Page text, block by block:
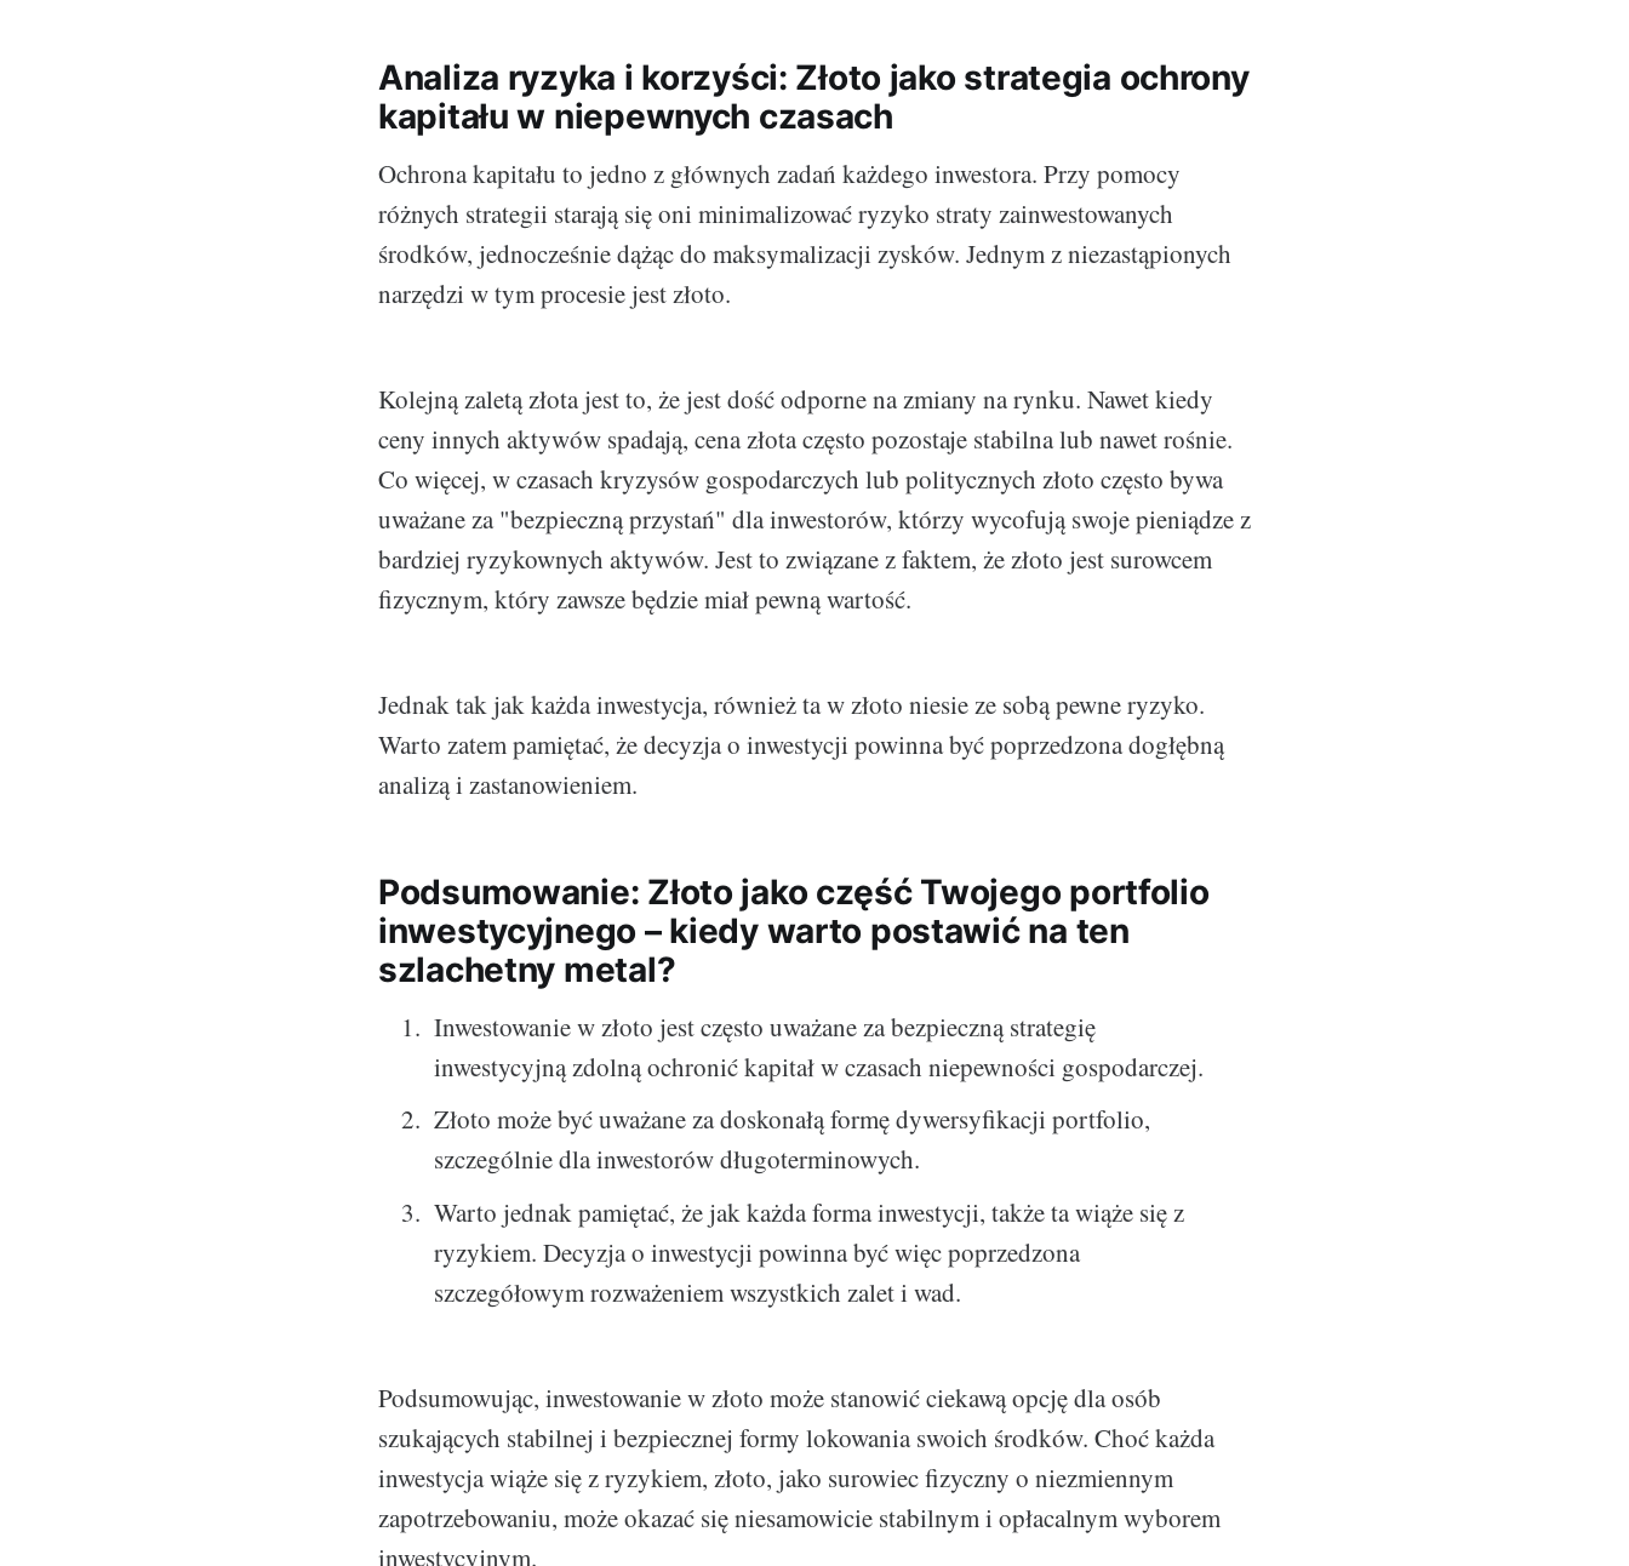
Analiza ryzyka i korzyści: Złoto jako strategia ochrony
kapitału w niepewnych czasach
Ochrona kapitału to jedno z głównych zadań każdego inwestora. Przy pomocy
różnych strategii starają się oni minimalizować ryzyko straty zainwestowanych
środków, jednocześnie dążąc do maksymalizacji zysków. Jednym z niezastąpionych
narzędzi w tym procesie jest złoto.
Kolejną zaletą złota jest to, że jest dość odporne na zmiany na rynku. Nawet kiedy
ceny innych aktywów spadają, cena złota często pozostaje stabilna lub nawet rośnie.
Co więcej, w czasach kryzysów gospodarczych lub politycznych złoto często bywa
uważane za "bezpieczną przystań" dla inwestorów, którzy wycofują swoje pieniądze z
bardziej ryzykownych aktywów. Jest to związane z faktem, że złoto jest surowcem
fizycznym, który zawsze będzie miał pewną wartość.
Jednak tak jak każda inwestycja, również ta w złoto niesie ze sobą pewne ryzyko.
Warto zatem pamiętać, że decyzja o inwestycji powinna być poprzedzona dogłębną
analizą i zastanowieniem.
Podsumowanie: Złoto jako część Twojego portfolio
inwestycyjnego – kiedy warto postawić na ten
szlachetny metal?
Inwestowanie w złoto jest często uważane za bezpieczną strategię
inwestycyjną zdolną ochronić kapitał w czasach niepewności gospodarczej.
Złoto może być uważane za doskonałą formę dywersyfikacji portfolio,
szczególnie dla inwestorów długoterminowych.
Warto jednak pamiętać, że jak każda forma inwestycji, także ta wiąże się z
ryzykiem. Decyzja o inwestycji powinna być więc poprzedzona
szczegółowym rozważeniem wszystkich zalet i wad.
Podsumowując, inwestowanie w złoto może stanowić ciekawą opcję dla osób
szukających stabilnej i bezpiecznej formy lokowania swoich środków. Choć każda
inwestycja wiąże się z ryzykiem, złoto, jako surowiec fizyczny o niezmiennym
zapotrzebowaniu, może okazać się niesamowicie stabilnym i opłacalnym wyborem
inwestycyjnym.